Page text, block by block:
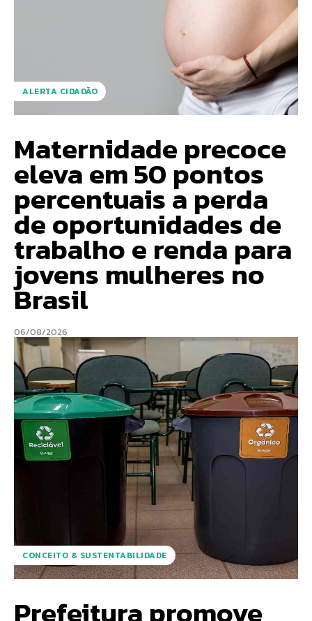
ALERTA CIDADÃO
Maternidade precoce
eleva em 50 pontos
percentuais a perda
de oportunidades de
trabalho e renda para
jovens mulheres no
Brasil
06/08/2026
CONCEITO & SUSTENTABILIDADE
Prefeitura promove